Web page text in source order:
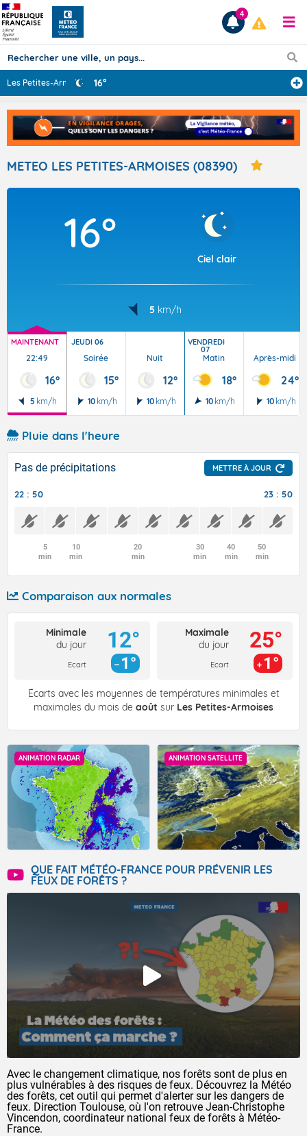
Prévisions
TOUS LES RÉSULTATS
Articles
4
Les Petites-Arm ... 16°
METEO LES PETITES-ARMOISES (08390)
16°
Ciel clair
5 km/h
MAINTENANT
22:49
16°
5 km/h
JEUDI 06
Soirée
15°
10 km/h
Nuit
12°
10 km/h
VENDREDI
07
Matin
18°
10 km/h
Après-midi
24°
10 km/h
Pluie dans l'heure
Pas de précipitations METTRE À JOUR
22 : 50 23 : 50
5
min
10
min
20
min
30
min
40
min
50
min
Comparaison aux normales
Minimale
du jour
Ecart
12°
1°
Maximale
du jour
Ecart
25°
1°
Écarts avec les moyennes de températures minimales et
maximales du mois de août sur Les Petites-Armoises
ANIMATION RADAR ANIMATION SATELLITE
QUE FAIT MÉTÉO-FRANCE POUR PRÉVENIR LES
FEUX DE FORÊTS ?
Avec le changement climatique, nos forêts sont de plus en
plus vulnérables à des risques de feux. Découvrez la Météo
des forêts, cet outil qui permet d'alerter sur les dangers de
feux. Direction Toulouse, où l'on retrouve Jean-Christophe
Vincendon, coordinateur national feux de forêts à Météo-
France.